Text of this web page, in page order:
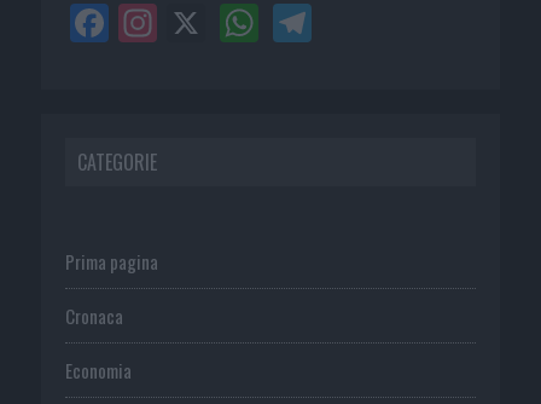
CATEGORIE
Prima pagina
Cronaca
Economia